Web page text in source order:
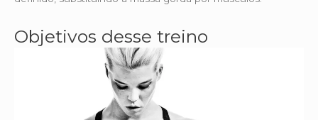
Objetivos desse treino